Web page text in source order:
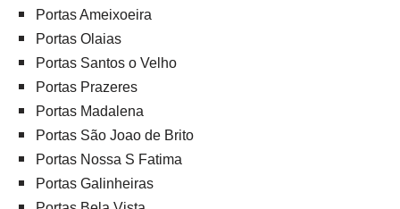
Portas Ameixoeira
Portas Olaias
Portas Santos o Velho
Portas Prazeres
Portas Madalena
Portas São Joao de Brito
Portas Nossa S Fatima
Portas Galinheiras